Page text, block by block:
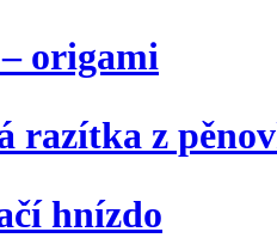
origami
razítka z
hnízdo